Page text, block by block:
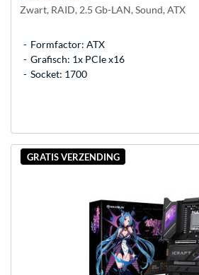
Zwart, RAID, 2.5 Gb-LAN, Sound, ATX
Formfactor: ATX
Grafisch: 1x PCIe x16
Socket: 1700
GRATIS VERZENDING